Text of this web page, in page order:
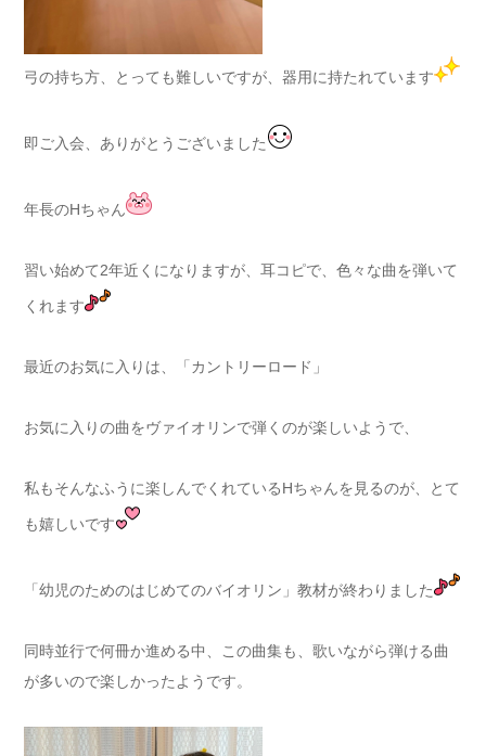
弓の持ち方、とっても難しいですが、器用に持たれています
即ご入会、ありがとうございました
年長のHちゃん
習い始めて2年近くになりますが、耳コピで、色々な曲を弾いて
くれます
最近のお気に入りは、「カントリーロード」
お気に入りの曲をヴァイオリンで弾くのが楽しいようで、
私もそんなふうに楽しんでくれているHちゃんを見るのが、とて
も嬉しいです
「幼児のためのはじめてのバイオリン」教材が終わりました
同時並行で何冊か進める中、この曲集も、歌いながら弾ける曲
が多いので楽しかったようです。